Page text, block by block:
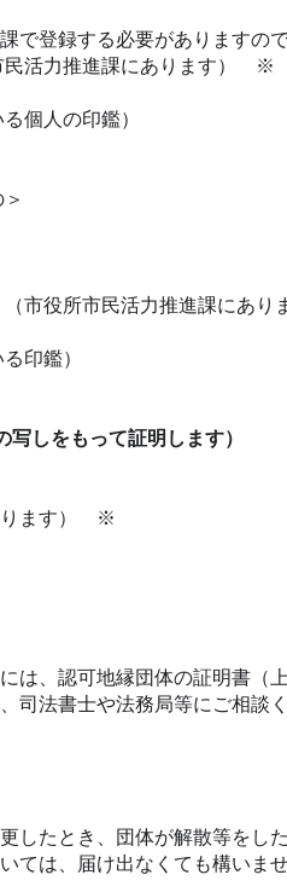
登録する必要がありますの
民活力推進課にあります） ※
個人の印鑑）
（市役所市民活力推進課にあ
印鑑）
しをもって証明します）
ります） ※
は、認可地縁団体の証明書（
司法書士や法務局等にご相談く
したとき、団体が解散等をし
ては、届け出なくても構いませ